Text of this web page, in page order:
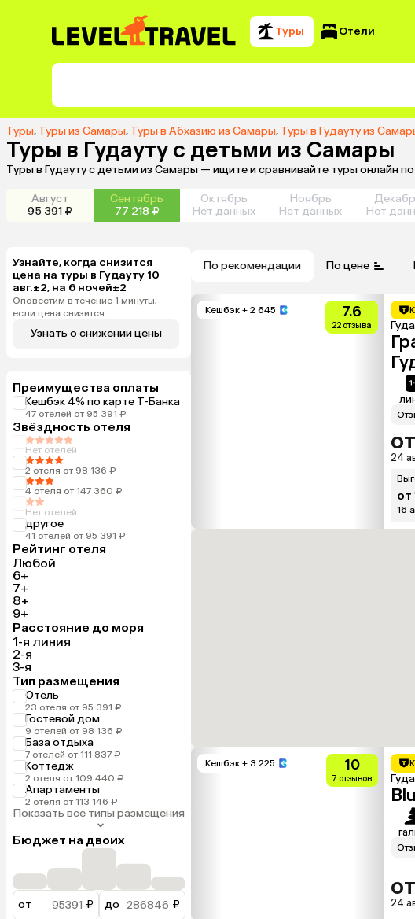
Туры Отели
Туры, Туры из Самары, Туры в Абхазию из Самары, Туры в Гудауту из
Туры в Гудауту с детьми из Самары
Туры в Гудауту с детьми из Самары — ищите и сравнивайте туры онлайн
Август
95 391 ₽
Сентябрь
77 218 ₽
Октябрь
Нет данных
Ноябрь
Нет данных
Нет
Узнайте, когда снизится
цена на туры в Гудауту 10
авг.±2, на 6 ночей±2
Оповестим в течение 1 минуты,
если цена снизится
Узнать о снижении цены
Преимущества оплаты
Кешбэк 4% по карте Т-Банка
47 отелей от 95 391 ₽
Звёздность отеля
Нет отелей
2 отеля от 98 136 ₽
4 отеля от 147 360 ₽
Нет отелей
другое
41 отелей от 95 391 ₽
Рейтинг отеля
Любой
6+
7+
8+
9+
Расстояние до моря
1-я линия
2-я
3-я
Тип размещения
Отель
23 отеля от 95 391 ₽
Гостевой дом
9 отелей от 98 136 ₽
База отдыха
7 отелей от 111 837 ₽
Коттедж
2 отеля от 109 440 ₽
Апартаменты
2 отеля от 113 146 ₽
Показать все типы размещения
Бюджет на двоих
от ₽ до ₽
По рекомендации По цене
Кешбэк + 2 645 7.6
22 отзыва
24
от
16
Кешбэк + 3 225 10
7 отзывов
24